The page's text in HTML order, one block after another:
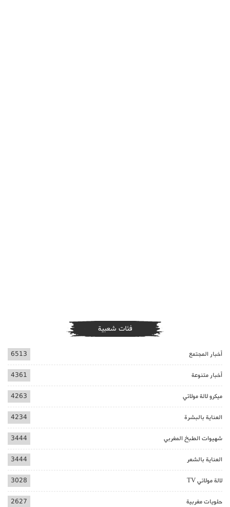
فئات شعبية
أخبار المجتمع 6513
أخبار متنوعة 4361
ميكرو لالة مولاتي 4263
العناية بالبشرة 4234
شهيوات الطبخ المغربي 3444
العناية بالشعر 3444
لالة مولاتي TV 3028
حلويات مغربية 2627